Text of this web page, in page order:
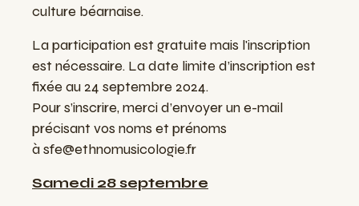
culture béarnaise.
La participation est gratuite mais l'inscription
est nécessaire. La date limite d’inscription est
fixée au 24 septembre 2024.
Pour s’inscrire, merci d’envoyer un e-mail
précisant vos noms et prénoms
àsfe@ethnomusicologie.fr
Samedi 28 septembre